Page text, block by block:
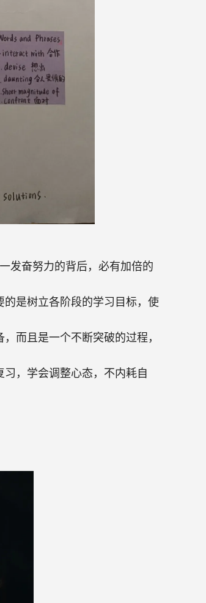
发奋努力的背后，必有加倍的
是树立各阶段的学习目标，使
而且是一个不断突破的过程，
，学会调整心态，不内耗自